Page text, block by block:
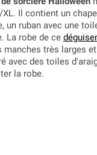
Il contient un
un ruban avec une
La robe de ce
manches très larges
avec des toiles
la robe.